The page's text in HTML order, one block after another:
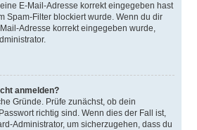
E-Mail-Adresse korrekt eingegeben hast
Spam-Filter blockiert wurde. Wenn du dir
Adresse korrekt eingegeben wurde,
anmelden?
Gründe. Prüfe zunächst, ob dein
richtig sind. Wenn dies der Fall ist,
Administrator, um sicherzugehen, dass du